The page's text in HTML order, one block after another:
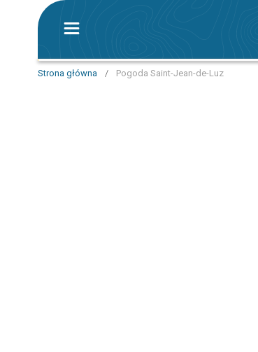
Strona główna / Pogoda Saint-Jean-de-Luz